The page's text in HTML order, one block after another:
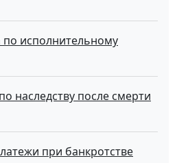
по исполнительному
наследству после смерти
при банкротстве